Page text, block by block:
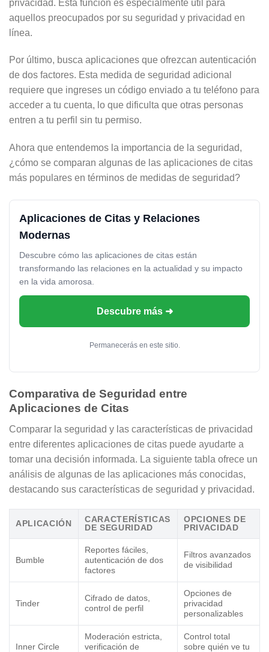
privacidad. Esta función es especialmente útil para
aquellos preocupados por su seguridad y privacidad en
línea.
Por último, busca aplicaciones que ofrezcan autenticación
de dos factores. Esta medida de seguridad adicional
requiere que ingreses un código enviado a tu teléfono para
acceder a tu cuenta, lo que dificulta que otras personas
entren a tu perfil sin tu permiso.
Ahora que entendemos la importancia de la seguridad,
¿cómo se comparan algunas de las aplicaciones de citas
más populares en términos de medidas de seguridad?
Aplicaciones de Citas y Relaciones
Modernas
Descubre cómo las aplicaciones de citas están
transformando las relaciones en la actualidad y su impacto
en la vida amorosa.
Descubre más ➜
Permanecerás en este sitio.
Comparativa de Seguridad entre
Aplicaciones de Citas
Comparar la seguridad y las características de privacidad
entre diferentes aplicaciones de citas puede ayudarte a
tomar una decisión informada. La siguiente tabla ofrece un
análisis de algunas de las aplicaciones más conocidas,
destacando sus características de seguridad y privacidad.
APLICACIÓN
CARACTERÍSTICAS
DE SEGURIDAD
OPCIONES DE
PRIVACIDAD
Bumble
Reportes fáciles,
autenticación de dos
factores
Filtros avanzados
de visibilidad
Tinder
Cifrado de datos,
control de perfil
Opciones de
privacidad
personalizables
Inner Circle
Moderación estricta,
verificación de
Control total
sobre quién ve tu